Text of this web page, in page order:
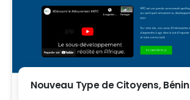
Nouveau Type de Citoyens, Bénin